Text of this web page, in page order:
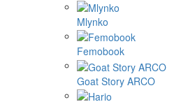
Mlynko
Femobook
Goat Story ARCO